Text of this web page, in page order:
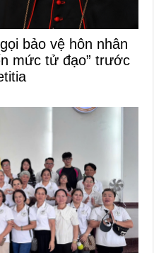
bảo vệ hôn nhân
mức tử đạo” trước